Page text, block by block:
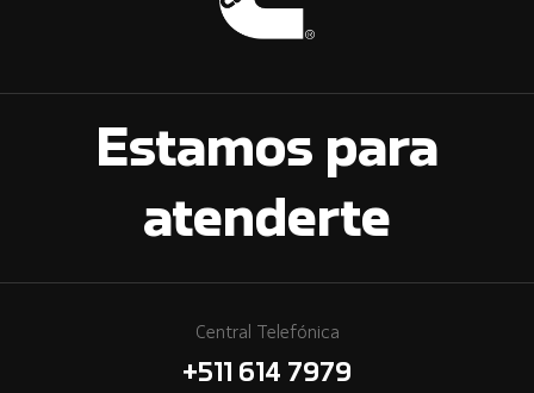
Estamos para
atenderte
Central Telefónica
+511 614 7979